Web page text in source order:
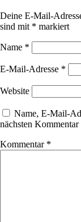
Deine E-Mail-
sind mit * markiert
Name *
E-Mail-Adresse *
Website
Name, E-Mail-
nächsten Kommentar
Kommentar *